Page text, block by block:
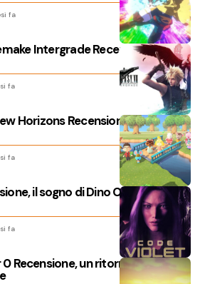
fa
Intergrade Recensione della
fa
Horizons Recensione della
fa
il sogno di Dino Crisis si
fa
Recensione, un ritorno alle origini